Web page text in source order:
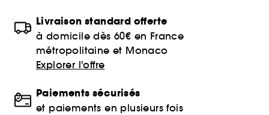
Livraison standard offerte
à domicile dès 60€ en France
métropolitaine et Monaco
Explorer l'offre
Paiements sécurisés
et paiements en plusieurs fois